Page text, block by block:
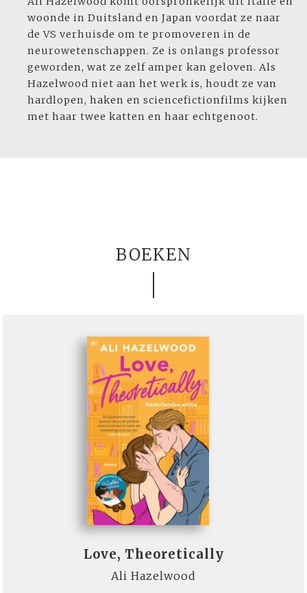
woonde in Duitsland en Japan voordat ze naar
de VS verhuisde om te promoveren in de
neurowetenschappen. Ze is onlangs professor
geworden, wat ze zelf amper kan geloven. Als
Hazelwood niet aan het werk is, houdt ze van
hardlopen, haken en sciencefictionfilms kijken
met haar twee katten en haar echtgenoot.
BOEKEN
Love, Theoretically
Ali Hazelwood